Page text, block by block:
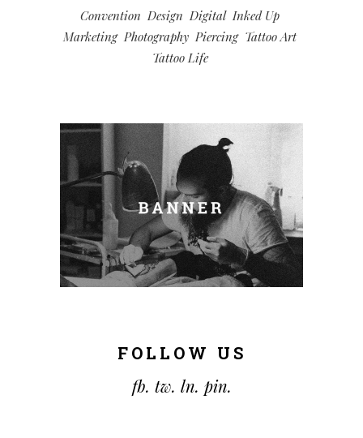
Convention Design Digital Inked Up
Marketing Photography Piercing Tattoo Art
Tattoo Life
FOLLOW US
fb. tw. ln. pin.